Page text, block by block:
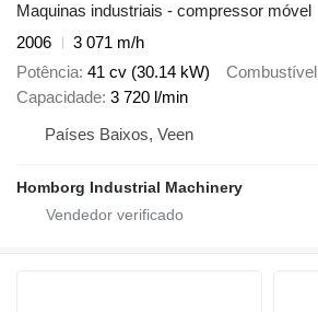
Maquinas industriais - compressor móvel
2006
3 071 m/h
Potência 41 cv (30.14 kW) Combustível
Capacidade 3 720 l/min
Países Baixos, Veen
Homborg Industrial Machinery